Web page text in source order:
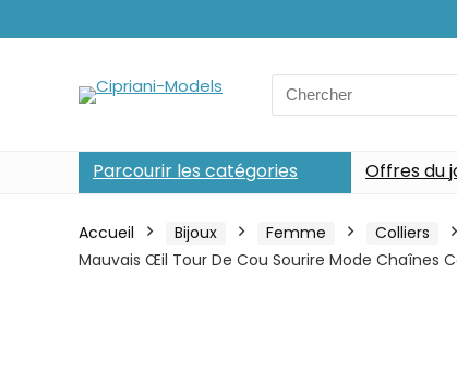
Search
for:
Parcourir les catégories Offres du
Accueil Bijoux Femme Colliers
Mauvais Œil Tour De Cou Sourire Mode Chaînes